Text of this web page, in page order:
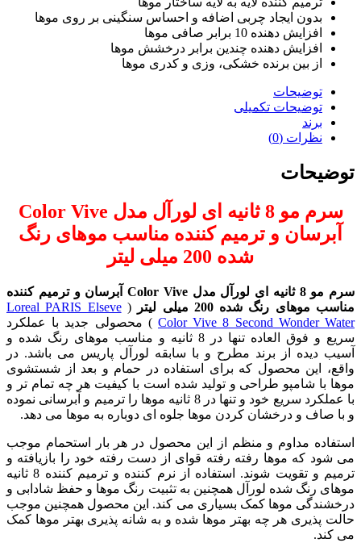
بدون ایجاد چربی اضافه و احساس سنگینی بر روی موها
افزایش دهنده 10 برابر صافی موها
افزایش دهنده چندین برابر درخشش موها
از بین برنده خشکی، وزی و کدری موها
توضیحات
توضیحات تکمیلی
برند
نظرات (0)
توضیحات
سرم مو 8 ثانیه ای لورآل مدل Color Vive
آبرسان و ترمیم کننده مناسب موهای رنگ
شده 200 میلی لیتر
سرم مو 8 ثانیه ای لورآل مدل Color Vive آبرسان و ترمیم کننده
مناسب موهای رنگ شده 200 میلی لیتر
(
Loreal PARIS Elseve
Color Vive 8 Second Wonder Water ) محصولی جدید با عملکرد
سریع و فوق العاده تنها در 8 ثانیه و مناسب موهای رنگ شده و
آسیب دیده از برند مطرح و با سابقه لورآل پاریس می باشد. در
واقع، این محصول که برای استفاده در حمام و بعد از شستشوی
موها با شامپو طراحی و تولید شده است با کیفیت هر چه تمام تر و
با عملکرد سریع خود و تنها در 8 ثانیه موها را ترمیم و آبرسانی نموده
و با صاف و درخشان کردن موها جلوه ای دوباره به موها می دهد.
استفاده مداوم و منظم از این محصول در هر بار استحمام موجب
می شود که موها رفته رفته قوای از دست رفته خود را بازیافته و
ترمیم و تقویت شوند. استفاده از نرم کننده و ترمیم کننده 8 ثانیه
موهای رنگ شده لورآل همچنین به تثبیت رنگ موها و حفظ شادابی و
درخشندگی موها کمک بسیاری می کند. این محصول همچنین موجب
حالت پذیری هر چه بهتر موها شده و به شانه پذیری بهتر موها کمک
می کند.